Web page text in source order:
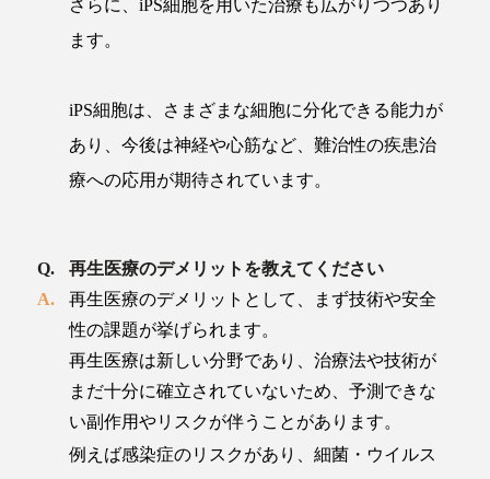
さらに、iPS細胞を用いた治療も広がりつつあり
ます。
iPS細胞は、さまざまな細胞に分化できる能力が
あり、今後は神経や心筋など、難治性の疾患治
療への応用が期待されています。
再生医療のデメリットを教えてください
再生医療のデメリットとして、まず技術や安全
性の課題が挙げられます。
再生医療は新しい分野であり、治療法や技術が
まだ十分に確立されていないため、予測できな
い副作用やリスクが伴うことがあります。
例えば感染症のリスクがあり、細菌・ウイルス